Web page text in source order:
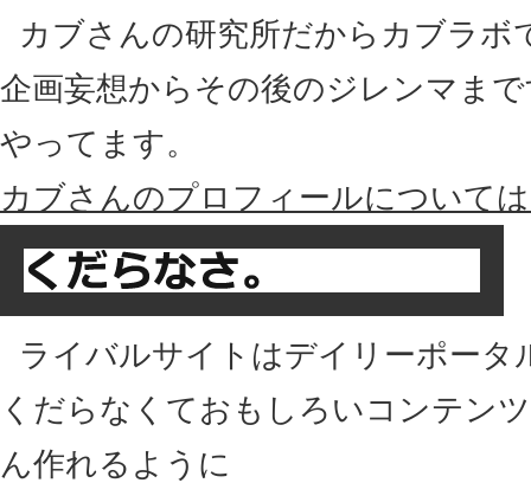
カブさんの研究所だからカブラボ
企画妄想からその後のジレンマま
やってます。
カブさんのプロフィールについて
ライバルサイトはデイリーポータ
くだらなくておもしろいコンテン
ん作れるように